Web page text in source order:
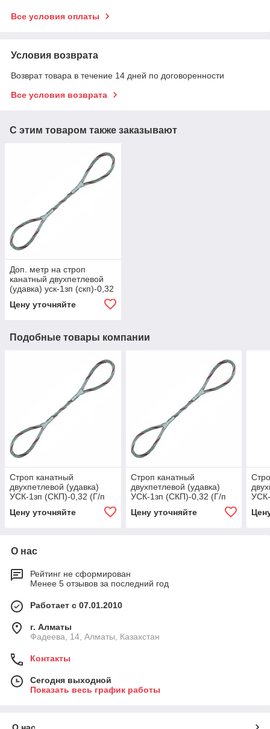
Все условия оплаты
Условия возврата
Возврат товара в течение 14 дней по договоренности
Все условия возврата
С этим товаром также заказывают
Доп. метр на строп
канатный двухпетлевой
(удавка) уск-1зп (скп)-0,32
Цену уточняйте
Подобные товары компании
Строп канатный
двухпетлевой (удавка)
УСК-1зп (СКП)-0,32 (Г/п
0,32 тн, мин. длина 1 м) 2,
1500
Цену уточняйте
Строп канатный
двухпетлевой (удавка)
УСК-1зп (СКП)-0,32 (Г/п
0,32 тн, мин. длина 1 м)
2.5, 1500
Цену уточняйте
2.8,
О нас
Рейтинг не сформирован
Менее 5 отзывов за последний год
Работает с 07.01.2010
г. Алматы
Фадеева, 14, Алматы, Казахстан
Контакты
Сегодня выходной
Показать весь график работы